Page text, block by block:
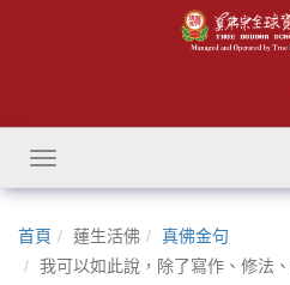
Toggle
navigation
首頁 蓮生活佛
真佛金句
我可以如此說，除了寫作、修法